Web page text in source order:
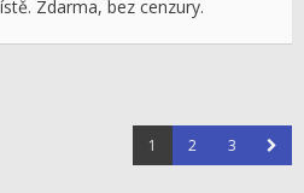
Zdarma, bez cenzury.
1 2 3